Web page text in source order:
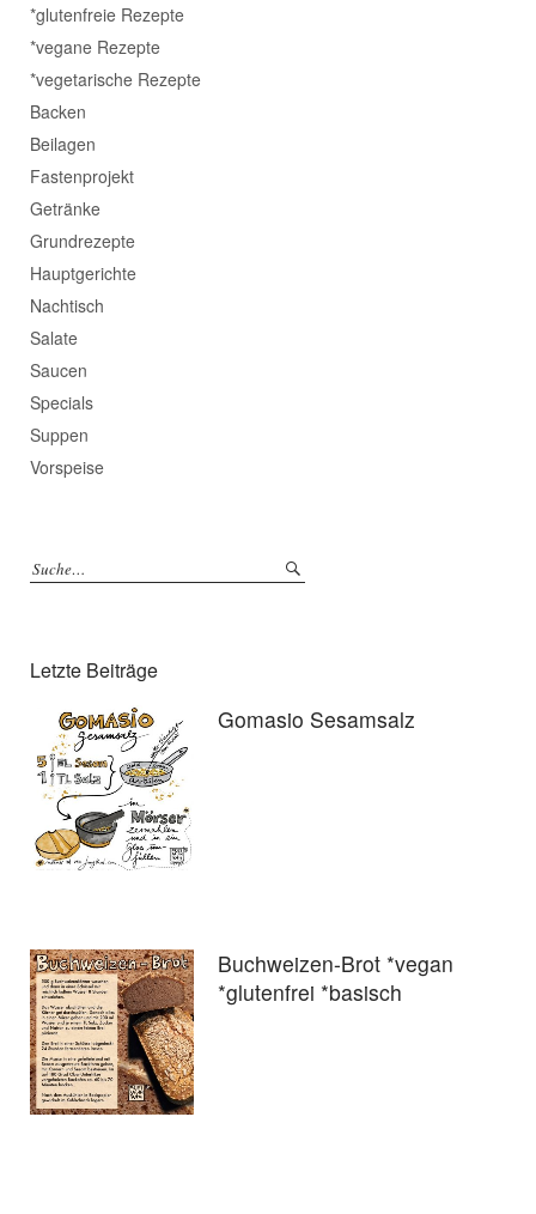
*glutenfreie Rezepte
*vegane Rezepte
*vegetarische Rezepte
Backen
Beilagen
Fastenprojekt
Getränke
Grundrezepte
Hauptgerichte
Nachtisch
Salate
Saucen
Specials
Suppen
Vorspeise
Letzte Beiträge
Gomasio Sesamsalz
Buchweizen-Brot *vegan
*glutenfrei *basisch